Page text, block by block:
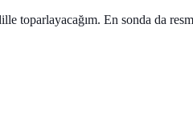
toparlayacağım. En sonda da